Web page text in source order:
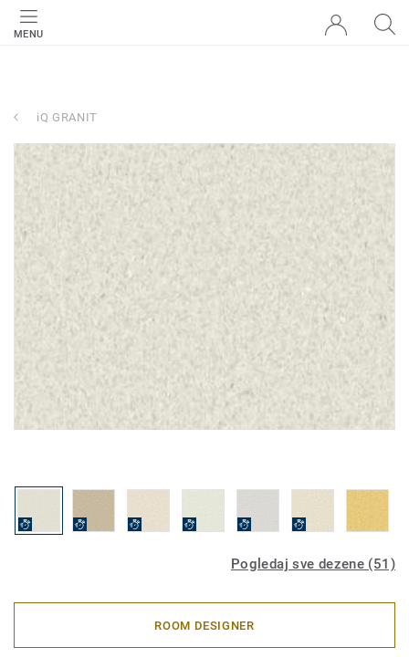
MENU
iQ GRANIT
Pogledaj sve dezene (51)
ROOM DESIGNER